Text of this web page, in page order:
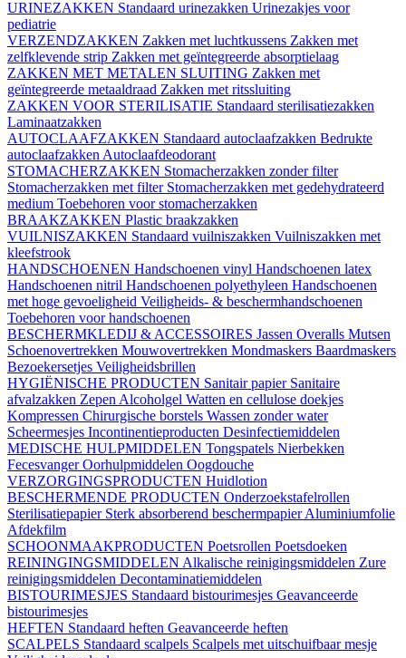
URINEZAKKEN Standaard urinezakken Urinezakjes voor
pediatrie
VERZENDZAKKEN Zakken met luchtkussens Zakken met
zelfklevende strip Zakken met geïntegreerde absorptielaag
ZAKKEN MET METALEN SLUITING Zakken met
geïntegreerde metaaldraad Zakken met ritssluiting
ZAKKEN VOOR STERILISATIE Standaard sterilisatiezakken
Laminaatzakken
AUTOCLAAFZAKKEN Standaard autoclaafzakken Bedrukte
autoclaafzakken Autoclaafdeodorant
STOMACHERZAKKEN Stomacherzakken zonder filter
Stomacherzakken met filter Stomacherzakken met gedehydrateerd
medium Toebehoren voor stomacherzakken
BRAAKZAKKEN Plastic braakzakken
VUILNISZAKKEN Standaard vuilniszakken Vuilniszakken met
kleefstrook
HANDSCHOENEN Handschoenen vinyl Handschoenen latex
Handschoenen nitril Handschoenen polyethyleen Handschoenen
met hoge gevoeligheid Veiligheids- & beschermhandschoenen
Toebehoren voor handschoenen
BESCHERMKLEDIJ & ACCESSOIRES Jassen Overalls Mutsen
Schoenovertrekken Mouwovertrekken Mondmaskers Baardmaskers
Bezoekersetjes Veiligheidsbrillen
HYGIËNISCHE PRODUCTEN Sanitair papier Sanitaire
afvalzakken Zepen Alcoholgel Watten en cellulose doekjes
Kompressen Chirurgische borstels Wassen zonder water
Scheermesjes Incontinentieproducten Desinfectiemiddelen
MEDISCHE HULPMIDDELEN Tongspatels Nierbekken
FecesvangerOorhulpmiddelen Oogdouche
VERZORGINGSPRODUCTEN Huidlotion
BESCHERMENDE PRODUCTEN Onderzoekstafelrollen
Sterilisatiepapier Sterk absorberend beschermpapierAluminiumfolie
Afdekfilm
SCHOONMAAKPRODUCTEN Poetsrollen Poetsdoeken
REININGINGSMIDDELEN Alkalische reinigingsmiddelen Zure
reinigingsmiddelen Decontaminatiemiddelen
BISTOURIMESJES Standaard bistourimesjes Geavanceerde
bistourimesjes
HEFTEN Standaard heften Geavanceerde heften
SCALPELS Standaard scalpels Scalpels met uitschuifbaar mesje